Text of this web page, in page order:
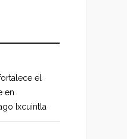
el
en
Ixcuintla